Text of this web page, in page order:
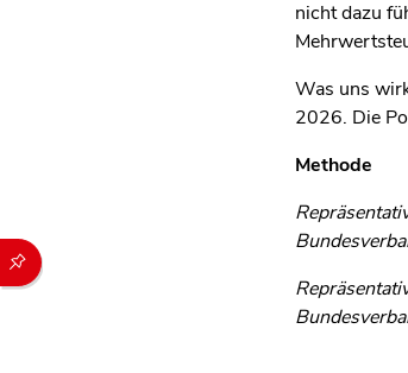
Durch die folgenden Buttons können Sie direkt
nicht dazu
Was uns
2026. Die
Methode